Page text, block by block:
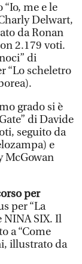
“Io, me e le
Delwart,
da Ronan
2.179 voti.
di
“Lo scheletro
grado si è
di Davide
seguito da
e
McGowan
per
per “La
NINA SIX. Il
a “Come
illustrato da